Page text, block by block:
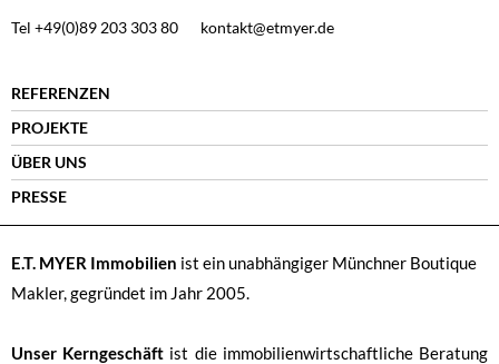
Tel +49(0)89 203 303 80 kontakt@etmyer.de
REFERENZEN
PROJEKTE
ÜBER UNS
PRESSE
E.T. MYER Immobilien ist ein unabhängiger Münchner Boutique
Makler, gegründet im Jahr 2005.
Unser Kerngeschäft ist die immobilienwirtschaftliche Beratung